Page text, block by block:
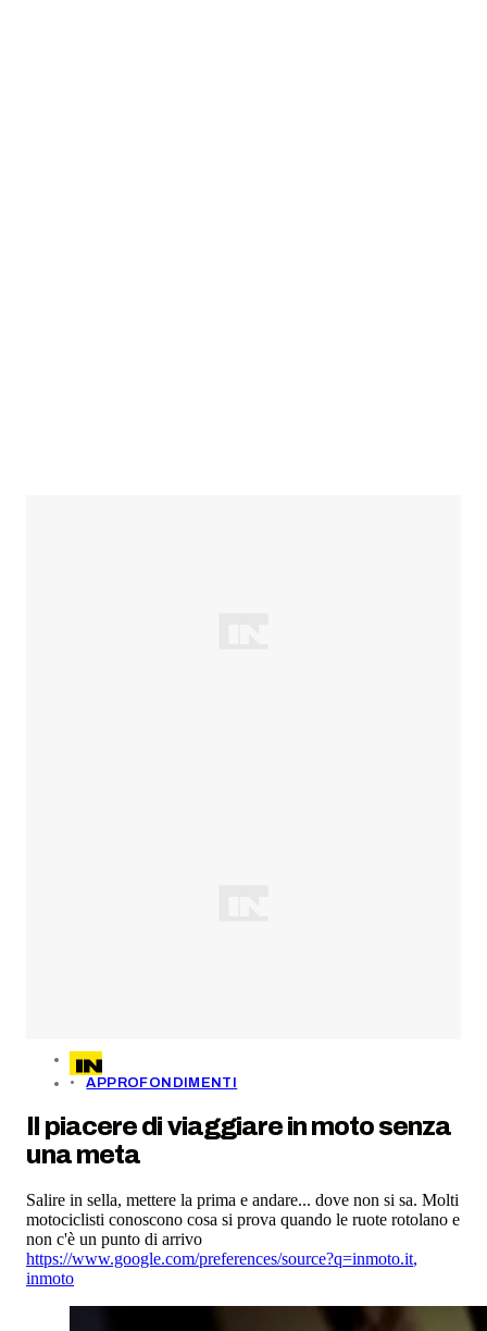
APPROFONDIMENTI
Il piacere di viaggiare in moto senza
una meta
Salire in sella, mettere la prima e andare... dove non si sa. Molti
motociclisti conoscono cosa si prova quando le ruote rotolano e
non c'è un punto di arrivo
https://www.google.com/preferences/source?q=inmoto.it,
inmoto